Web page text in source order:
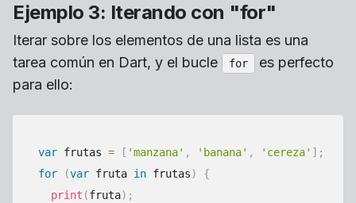
Ejemplo 3: Iterando con "for"
Iterar sobre los elementos de una lista es una
tarea común en Dart, y el bucle
for
es perfecto
para ello:
var frutas = [ 'manzana' , 'banana' , 'cereza' ] ;
for
(var fruta in frutas)
{
print (fruta) ;